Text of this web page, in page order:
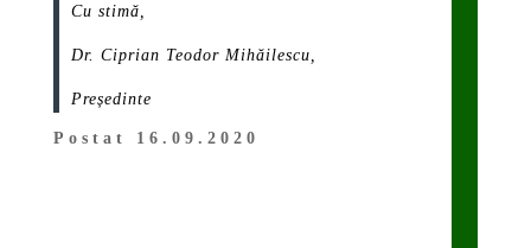
Cu stimă,
Dr. Ciprian Teodor Mihăilescu,
Președinte
Postat 16.09.2020